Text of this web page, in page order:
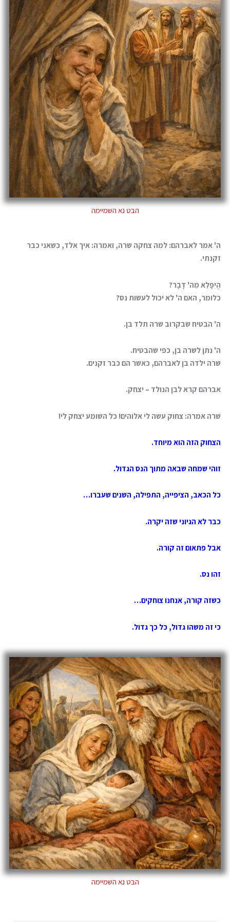
הבט נא השמיימה
ה' אמר לאברהם: למה צחקה שרה, ואמרה: איך אלד, כשאני כבר
זקנתי.
הֲיִפָּלֵא מֵה' דָּבָר?
כלומר, האם ה' לא יכול לעשות נס?
ה' הבטיח שבקרוב שרה תלד בן.
ה' נתן לשרה בן, כפי שהבטיח.
שרה ילדה בן לאברהם, כאשר הם כבר זקנים.
אברהם קרא לבן הנולד – יצחק.
שרה אמרה: צחוק עשה לי אלוהים! כל השומע יצחק לי!
הצחוק הזה הוא מיוחד.
זוהי שמחה שבאה מתוך הנס הגדול.
כל הכאב, הציפייה, התפילה, השנים שעברו…
כבר לא הגיוני שזה יקרה.
אבל פתאום זה קורה.
זהו נס.
כשזה קורה, אנחנו צוחקים…
כי זה משהו גדול, כל כך גדול.
הבט נא השמיימה